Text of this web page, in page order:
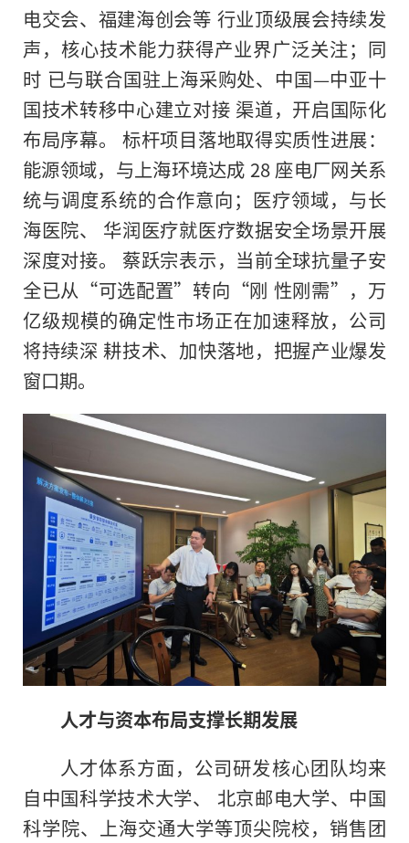
电交会、福建海创会等 行业顶级展会持续发
声，核心技术能力获得产业界广泛关注；同
时 已与联合国驻上海采购处、中国—中亚十
国技术转移中心建立对接 渠道，开启国际化
布局序幕。 标杆项目落地取得实质性进展：
能源领域，与上海环境达成 28 座电厂网关系
统与调度系统的合作意向；医疗领域，与长
海医院、 华润医疗就医疗数据安全场景开展
深度对接。 蔡跃宗表示，当前全球抗量子安
全已从“可选配置”转向“刚 性刚需”，万
亿级规模的确定性市场正在加速释放，公司
将持续深 耕技术、加快落地，把握产业爆发
窗口期。
人才与资本布局支撑长期发展
人才体系方面，公司研发核心团队均来
自中国科学技术大学、 北京邮电大学、中国
科学院、上海交通大学等顶尖院校，销售团